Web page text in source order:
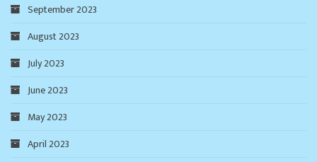
September 2023
August 2023
July 2023
June 2023
May 2023
April 2023